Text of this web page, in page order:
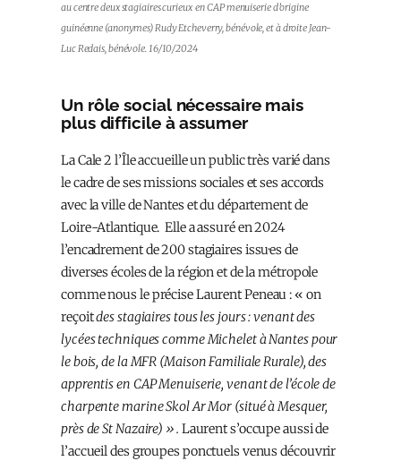
au centre deux stagiaires curieux en CAP menuiserie d’origine
guinéenne (anonymes) Rudy Etcheverry, bénévole, et à droite Jean-
Luc Redais, bénévole. 16/10/2024
Un rôle social nécessaire mais
plus difficile à assumer
La Cale 2 l’Île accueille un public très varié dans
le cadre de ses missions sociales et ses accords
avec la ville de Nantes et du département de
Loire-Atlantique. Elle a assuré en 2024
l’encadrement de 200 stagiaires issu·es de
diverses écoles de la région et de la métropole
comme nous le précise Laurent Peneau : « on
reçoitdes stagiaires tous les jours : venant des
lycées techniques comme Michelet à Nantes pour
le bois, de la MFR (Maison Familiale Rurale), des
apprentis en CAP Menuiserie, venant de l’école de
charpente marine Skol Ar Mor (situé à Mesquer,
près de St Nazaire) ». Laurent s’occupe aussi de
l’accueil des groupes ponctuels venus découvrir